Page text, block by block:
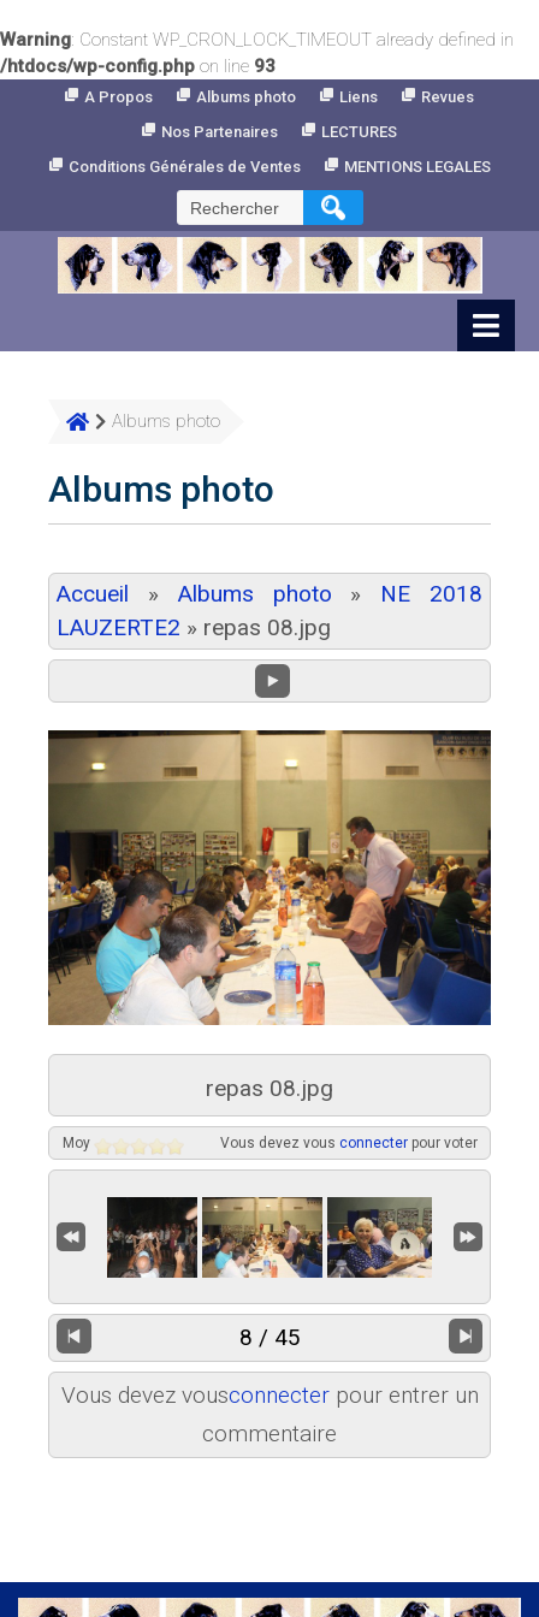
Warning: Constant WP_CRON_LOCK_TIMEOUT already defined in
/htdocs/wp-config.php on line 93
A Propos Albums photo Liens
Revues
Nos Partenaires
LECTURES
Conditions Générales de Ventes
MENTIONS LEGALES
Rechercher :
Albums photo
Albums photo
Accueil » Albums photo » NE 2018
LAUZERTE2 » repas 08.jpg
repas 08.jpg
Moy Vous devez vous connecterpour voter
8 / 45
Vous devez vousconnecterpour entrer un
commentaire